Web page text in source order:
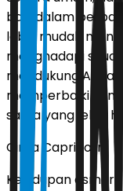
baik dalam
lebih mudah
menghadapi
mendukung Anda
memperbaiki
sama yang lebih
Cinta Capricorn
Kehidupan